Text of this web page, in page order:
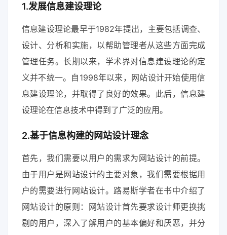
1.发展信息建设理论
信息建设理论最早于1982年提出，主要包括调查、
设计、分析和实施，以帮助管理者从这些方面完成
管理任务。长期以来，学术界对信息建设理论的定
义并不统一。自1998年以来，网站设计开始使用信
息建设理论，并取得了良好的效果。此后，信息建
设理论在信息技术中得到了广泛的应用。
2.基于信息构建的网站设计理念
首先，我们需要以用户的需求为网站设计的前提。
由于用户是网站设计的主要对象，我们需要根据用
户的需要进行网站设计。路易斯学者在书中介绍了
网站设计的原则：网站设计首先要求设计师更换挑
剔的用户，深入了解用户的基本偏好和厌恶，并分